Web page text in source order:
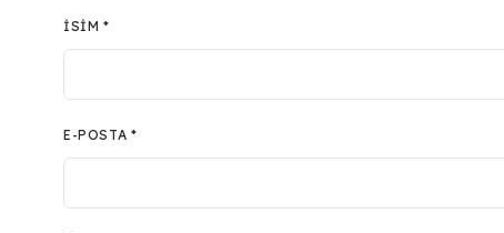
İSIM*
E-POSTA *